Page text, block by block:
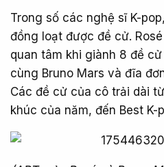
Trong số các nghệ sĩ K-
đồng loạt được đề cử.
quan tâm khi giành 8 đề
cùng Bruno Mars và đĩa
Các đề cử của cô trải dài
khúc của năm, đến Best K-